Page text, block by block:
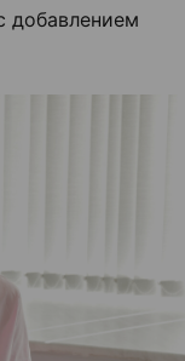
добавлением